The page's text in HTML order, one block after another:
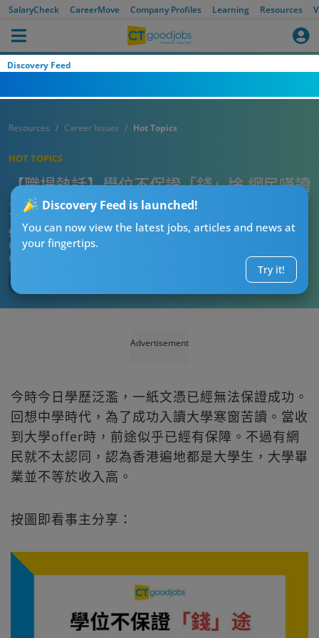
SalaryCheck CareerMove Company Profiles Learning Resources
Discovery Feed
Discovery Feed is launched!
You can now view the latest jobs, articles and news at
your fingertips.
Try it!
Resources Career Issues Hot Topics
HOT TOPICS
【職場熱話】學位不保證「錢」途 網民嘆讀
大學為乜？
CTgoodjobs’ Editor
Published:2024-12-20
Updated:
Advertisement
今時今日學歷泛濫，一紙文憑已經無法保證成功。
回想中學時代，為了成功入讀大學寒窗苦讀。當收
到大學offer時，前途似乎已經有保障。不過有網
民就不太認同，認為香港遍地都是大學生，大學畢
業並不等於收入高。
按圖即看事主分享：